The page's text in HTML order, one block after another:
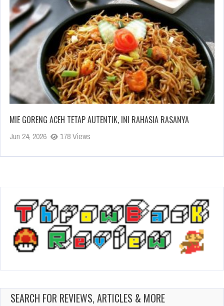
MIE GORENG ACEH TETAP AUTENTIK, INI RAHASIA RASANYA
Jun 24, 2026 178 Views
SEARCH FOR REVIEWS, ARTICLES & MORE